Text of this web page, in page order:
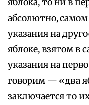
яблока, то ни в
абсолютно, самом
указания на
яблоке, взятом в
указания на
говорим — «два
заключается то